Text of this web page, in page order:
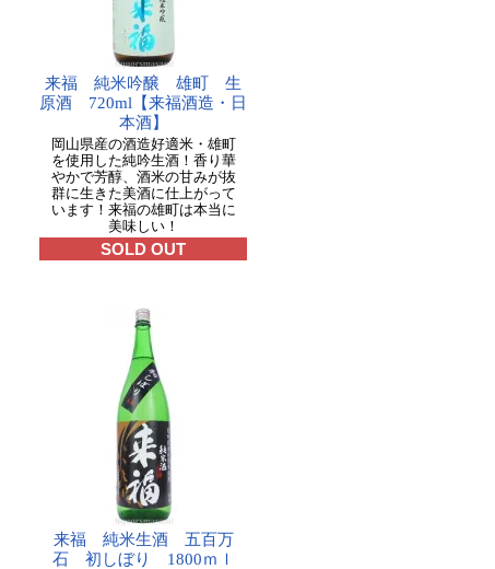
来福 純米吟醸 雄町 生
原酒 720ml【来福酒造・日
本酒】
岡山県産の酒造好適米・雄町
を使用した純吟生酒！香り華
やかで芳醇、酒米の甘みが抜
群に生きた美酒に仕上がって
います！来福の雄町は本当に
美味しい！
SOLD OUT
来福 純米生酒 五百万
石 初しぼり 1800ｍｌ